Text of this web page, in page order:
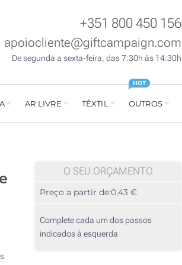
+351 800 450 156
apoiocliente@giftcampaign.com
De segunda a sexta-feira, das 7:30h às 14:30h
AR LIVRE TÊXTIL OUTROS
HOT
O SEU ORÇAMENTO
Preço a partir de:0,43 €
Complete cada um dos passos
indicados à esquerda